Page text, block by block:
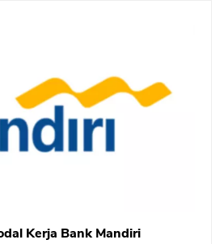
Kerja Bank Mandiri